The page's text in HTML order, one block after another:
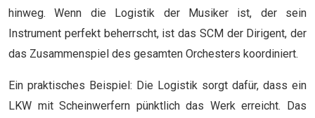
hinweg. Wenn die Logistik der Musiker ist, der sein
Instrument perfekt beherrscht, ist das SCM der Dirigent, der
das Zusammenspiel des gesamten Orchesters koordiniert.
Ein praktisches Beispiel: Die Logistik sorgt dafür, dass ein
LKW mit Scheinwerfern pünktlich das Werk erreicht. Das